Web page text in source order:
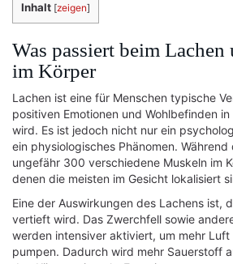
Inhalt [zeigen]
Was passiert beim Lachen
im Körper
Lachen ist eine für Menschen typische
positiven Emotionen und Wohlbefinden
wird. Es ist jedoch nicht nur ein
ein physiologisches Phänomen.
ungefähr 300 verschiedene Muskeln im
denen die meisten im Gesicht lokalisiert
Eine der Auswirkungen des Lachens ist,
vertieft wird. Das Zwerchfell sowie
werden intensiver aktiviert, um mehr Luft
pumpen. Dadurch wird mehr Sauerstoff